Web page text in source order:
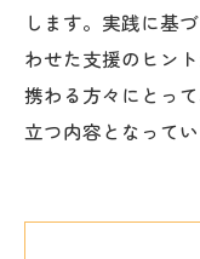
します。実践に基
わせた支援のヒン
携わる方々にとっ
立つ内容となってい